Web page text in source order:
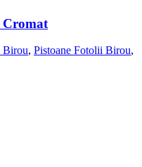
Cromat
Birou, Pistoane Fotolii Birou,